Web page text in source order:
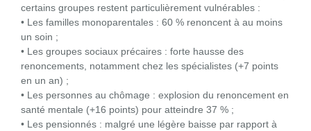
certains groupes restent particulièrement vulnérables :
• Les familles monoparentales : 60 % renoncent à au moins
un soin ;
• Les groupes sociaux précaires : forte hausse des
renoncements, notamment chez les spécialistes (+7 points
en un an) ;
• Les personnes au chômage : explosion du renoncement en
santé mentale (+16 points) pour atteindre 37 % ;
• Les pensionnés : malgré une légère baisse par rapport à